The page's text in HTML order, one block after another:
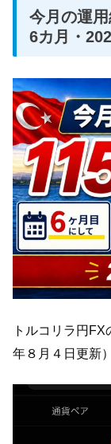
今月の運
6カ月・
トルコリラ円
年８月４日更新）